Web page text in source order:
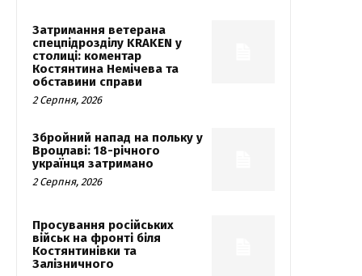
Затримання ветерана
спецпідрозділу KRAKEN у
столиці: коментар
Костянтина Немічева та
обставини справи
2 Серпня, 2026
Збройний напад на польку у
Вроцлаві: 18-річного
українця затримано
2 Серпня, 2026
Просування російських
військ на фронті біля
Костянтинівки та
Залізничного